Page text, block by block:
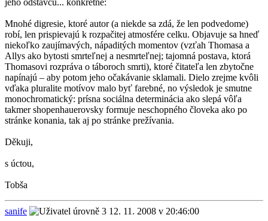
jeho odstavců... konkrétně:
Mnohé digresie, ktoré autor (a niekde sa zdá, že len podvedome)
robí, len prispievajú k rozpačitej atmosfére celku. Objavuje sa hneď
niekoľko zaujímavých, nápaditých momentov (vzťah Thomasa a
Allys ako bytosti smrteľnej a nesmrteľnej; tajomná postava, ktorá
Thomasovi rozpráva o táboroch smrti), ktoré čitateľa len zbytočne
napínajú – aby potom jeho očakávanie sklamali. Dielo zrejme kvôli
vďaka pluralite motívov malo byť farebné, no výsledok je smutne
monochromatický: prísna sociálna determinácia ako slepá vôľa
takmer shopenhauerovsky formuje neschopného človeka ako po
stránke konania, tak aj po stránke prežívania.
Děkuji,
s úctou,
Tobša
sanife
12. 11. 2008 v 20:46:00